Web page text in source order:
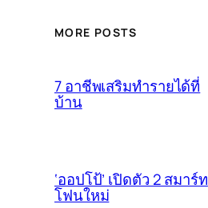
MORE POSTS
7 อาชีพเสริมทำรายได้ที่
บ้าน
‘ออปโป้’ เปิดตัว 2 สมาร์ท
โฟนใหม่